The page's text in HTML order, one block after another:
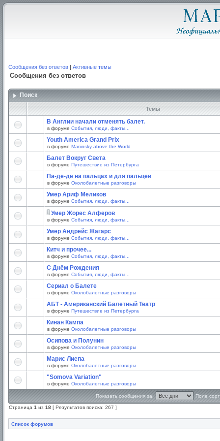
Сообщения без ответов | Активные темы
Сообщения без ответов
Поиск
Темы
В Англии начали отменять балет.
в форуме События, люди, факты...
Youth America Grand Prix
в форуме Mariinsky above the World
Балет Вокруг Света
в форуме Путешествие из Петербурга
Па-де-де на пальцах и для пальцев
в форуме Околобалетные разговоры
Умер Ариф Меликов
в форуме События, люди, факты...
Умер Жорес Алферов
в форуме События, люди, факты...
Умер Андрейс Жагарс
в форуме События, люди, факты...
Китч и прочее...
в форуме События, люди, факты...
С Днём Рождения
в форуме События, люди, факты...
Сериал о Балете
в форуме Околобалетные разговоры
АБТ - Американский Балетный Театр
в форуме Путешествие из Петербурга
Кинан Кампа
в форуме Околобалетные разговоры
Осипова и Полунин
в форуме Околобалетные разговоры
Марис Лиепа
в форуме Околобалетные разговоры
"Somova Variation"
в форуме Околобалетные разговоры
Показать сообщения за: Поле
Страница 1 из 18 [ Результатов поиска: 267 ]
Список форумов